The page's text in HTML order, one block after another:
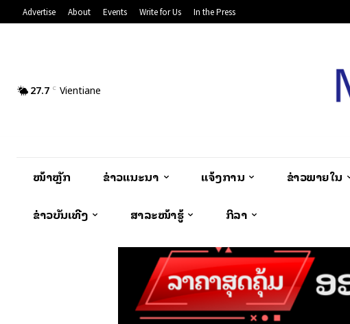
Advertise About Events Write for Us In the Press
27.7 C Vientiane
ໜ້າຫຼັກ ຂ່າວແນະນຳ ແຈ້ງການ ຂ່າວພາຍໃນ
ຂ່າວບັນເທີງ ສາລະໜ້າຮູ້ ກິລາ